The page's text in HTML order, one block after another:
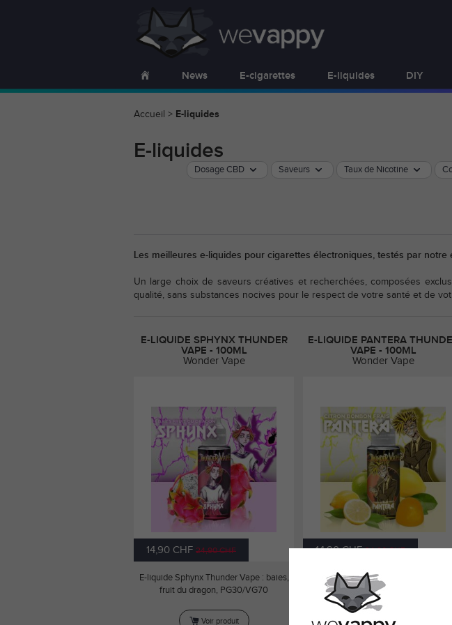
News E-cigarettes E-liquides DIY
Accueil > E-liquides
E-liquides
Dosage CBD Saveurs Taux de Nicotine
Les meilleures e-liquides pour cigarettes électroniques, testés par
Un large choix de saveurs créatives et recherchées, composées
qualité, sans substances nocives pour le respect de votre santé et de
E-LIQUIDE SPHYNX THUNDER
VAPE - 100ML
Wonder Vape
14,90 CHF 24,90 CHF
E-liquide Sphynx Thunder Vape : baies,
fruit du dragon, PG30/VG70
Voir produit
E-LIQUIDE PANTERA
VAPE - 100ML
Wonder Vape
14,90 CHF 24,90 CHF
E-liquide Pantera Thunder Vape :
bonbon frais, PG30/VG70
Voir produit